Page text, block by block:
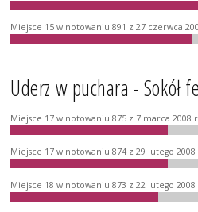
Miejsce 15 w notowaniu 891 z 27 czerwca
Uderz w puchara - Sokół
Miejsce 17 w notowaniu 875 z 7 marca 2008
Miejsce 17 w notowaniu 874 z 29 lutego
Miejsce 18 w notowaniu 873 z 22 lutego